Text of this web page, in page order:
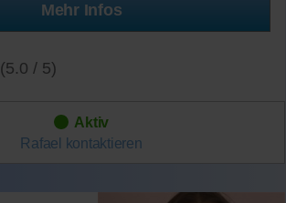
Mehr Infos
(5.0 / 5)
Aktiv
Rafael
kontaktieren